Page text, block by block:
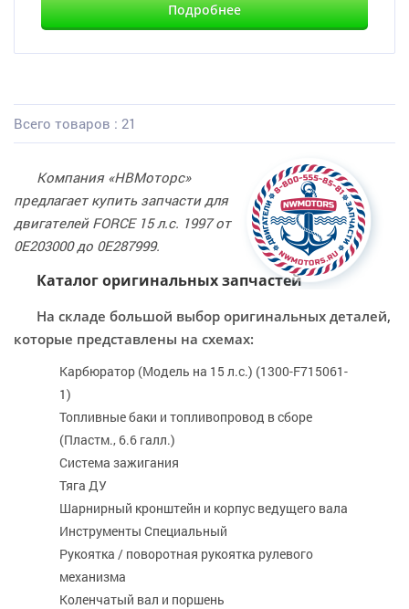
Подробнее
Всего товаров : 21
Компания «НВМоторс»
предлагает купить запчасти для
двигателей FORCE 15 л.с. 1997 от
0E203000 до 0E287999.
Каталог оригинальных запчастей
На складе большой выбор оригинальных деталей,
которые представлены на схемах:
Карбюратор (Модель на 15 л.с.) (1300-F715061-
1)
Топливные баки и топливопровод в сборе
(Пластм., 6.6 галл.)
Система зажигания
Тяга ДУ
Шарнирный кронштейн и корпус ведущего вала
Инструменты Специальный
Рукоятка / поворотная рукоятка рулевого
механизма
Коленчатый вал и поршень